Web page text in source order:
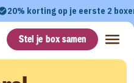
20% korting op je eerste 2
Stel je box samen